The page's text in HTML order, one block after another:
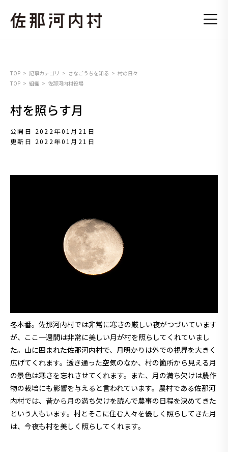
TOP 記事カテゴリ さなごうちを知る
村の日々
TOP
組織 佐那河内村役場
村を照らす月
公開日 2022年01月21日
更新日 2022年01月21日
冬本番。佐那河内村では非常に寒さの厳しい夜がつづいています
が、ここ一週間は非常に美しい月が村を照らしてくれていまし
た。山に囲まれた佐那河内村で、月明かりは外での視界を大きく
広げてくれます。透き通った空気のなか、村の箇所から見える月
の景色は寒さを忘れさせてくれます。また、月の満ち欠けは農作
物の栽培にも影響を与えると言われています。農村である佐那河
内村では、昔から月の満ち欠けを読んで農事の日程を決めてきた
という人もいます。村とそこに住む人々を優しく照らしてきた月
は、今夜も村を美しく照らしてくれます。